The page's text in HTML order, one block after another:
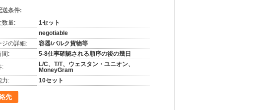
送条件:
数量:
1セット
negotiable
ジの詳細:
容器/バルク貨物等
間:
5-8仕事確認される順序の後の幾日
:
L/C、T/T、ウェスタン・ユニオン、
MoneyGram
力:
10セット
先